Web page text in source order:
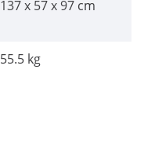
137 x 57 x 97 cm
55.5 kg